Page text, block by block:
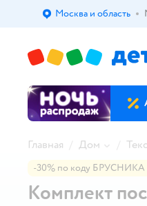
Выбор адреса
Москва и область
Главная Дом
-30% по коду БРУСНИКА
Комплект